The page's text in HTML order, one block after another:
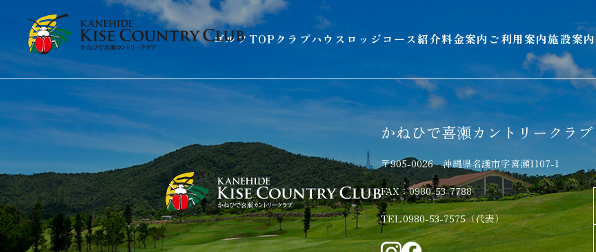
ゴルフTOPクラブハウスロッジコース紹介料金案内 ご利用案内施設案内
かねひで喜瀬カントリークラブ
〒905-0026 沖縄県名護市字喜瀬1107-1
FAX：0980-53-7788
TEL.0980-53-7575（代表）